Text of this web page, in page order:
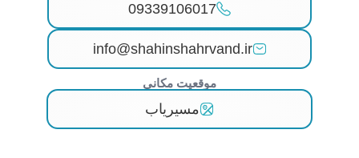
09339106017
info@shahinshahrvand.ir
موقعیت مکانی
مسیریاب